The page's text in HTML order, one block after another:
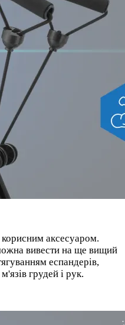
корисним аксесуаром.
вивести на ще вищий
еспандерів,
грудей і рук.